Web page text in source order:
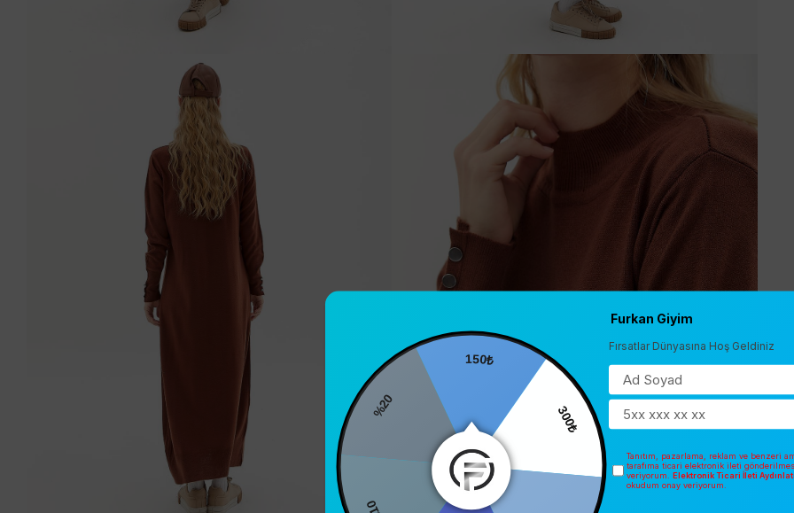
150₺
Furkan Giyim
Fırsatlar Dünyasına Hoş Geldiniz
Tanıtım, pazarlama, reklam ve benzeri
tarafıma ticari elektronik ileti
veriyorum. Elektronik Ticari İleti
okudum onay veriyorum.